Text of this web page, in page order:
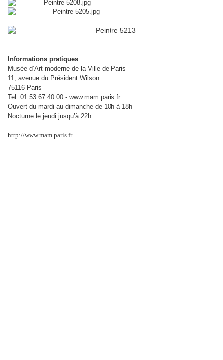
Informations pratiques
Musée d’Art moderne de la Ville de Paris
11, avenue du Président Wilson
75116 Paris
Tel. 01 53 67 40 00 - www.mam.paris.fr
Ouvert du mardi au dimanche de 10h à 18h
Nocturne le jeudi jusqu’à 22h
http://www.mam.paris.fr